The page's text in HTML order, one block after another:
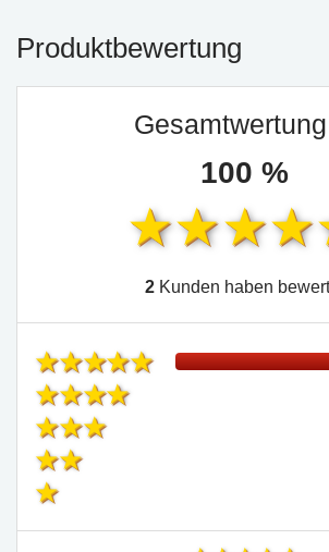
Produktbewertung
Gesamtwertung
100 %
2Kunden haben